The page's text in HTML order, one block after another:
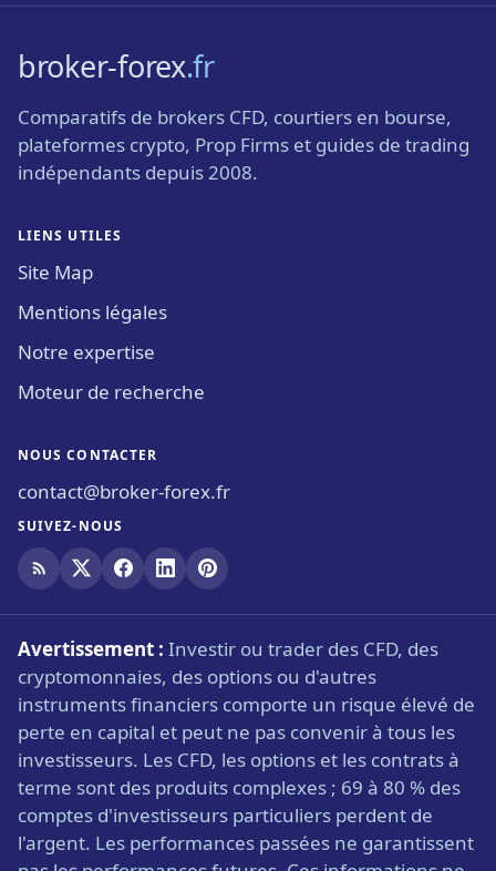
broker-forex.fr
Comparatifs de brokers CFD, courtiers en bourse,
plateformes crypto, Prop Firms et guides de trading
indépendants depuis 2008.
LIENS UTILES
Site Map
Mentions légales
Notre expertise
Moteur de recherche
NOUS CONTACTER
contact@broker-forex.fr
SUIVEZ-NOUS
Avertissement : Investir ou trader des CFD, des
cryptomonnaies, des options ou d'autres
instruments financiers comporte un risque élevé de
perte en capital et peut ne pas convenir à tous les
investisseurs. Les CFD, les options et les contrats à
terme sont des produits complexes ; 69 à 80 % des
comptes d'investisseurs particuliers perdent de
l'argent. Les performances passées ne garantissent